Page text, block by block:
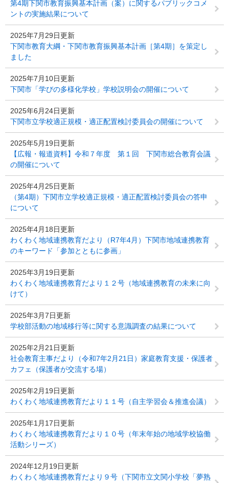
第4期下関市教育振興基本計画（案）に関するパブリックコメ
ントの実施結果について
2025年7月29日更新
下関市教育大綱・下関市教育振興基本計画［第4期］を策定し
ました
2025年7月10日更新
下関市「学びの多様化学校」学校説明会の開催について
2025年6月24日更新
下関市立学校適正規模・適正配置検討委員会の開催について
2025年5月19日更新
【広報・報道資料】令和７年度 第１回 下関市総合教育会議
の開催について
2025年4月25日更新
（第4期）下関市立学校適正規模・適正配置検討委員会の答申
について
2025年4月18日更新
わくわく地域連携教育だより（R7年4月）下関市地域連携教育
のキーワード「参加とともに参画」
2025年3月19日更新
わくわく地域連携教育だより１２号（地域連携教育の未来に向
けて）
2025年3月7日更新
学校部活動の地域移行等に関する意識調査の結果について
2025年2月21日更新
社会教育主事だより（令和7年2月21日）家庭教育支援・保護者
カフェ（保護者が交流する場）
2025年2月19日更新
わくわく地域連携教育だより１１号（自主学習会＆推進会議）
2025年1月17日更新
わくわく地域連携教育だより１０号（年末年始の地域学校協働
活動シリーズ）
2024年12月19日更新
わくわく地域連携教育だより９号（下関市立文関小学校「夢熟